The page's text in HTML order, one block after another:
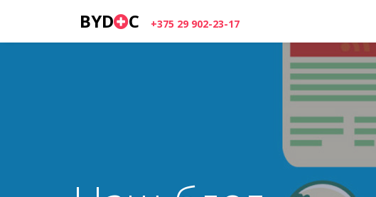
BYD C +375 29 902-23-17